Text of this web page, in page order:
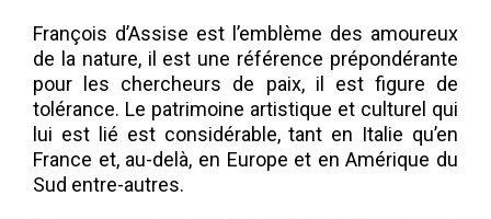
François d’Assise est l’emblème des amoureux
de la nature, il est une référence prépondérante
pour les chercheurs de paix, il est figure de
tolérance. Le patrimoine artistique et culturel qui
lui est lié est considérable, tant en Italie qu’en
France et, au-delà, en Europe et en Amérique du
Sud entre-autres.